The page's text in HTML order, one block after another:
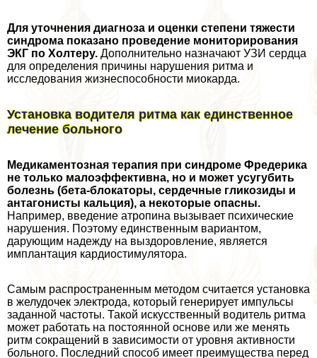
Для уточнения диагноза и оценки степени тяжести
синдрома показано проведение мониторирования
ЭКГ по Холтеру. Дополнительно назначают УЗИ сердца
для определения причины нарушения ритма и
исследования жизнеспособности миокарда.
Установка водителя ритма как единственное
лечение больного
Медикаментозная терапия при синдроме Фредерика
не только малоэффективна, но и может усугубить
болезнь (бета-блокаторы, сердечные гликозиды и
антагонисты кальция), а некоторые опасны.
Например, введение атропина вызывает психические
нарушения. Поэтому единственным вариантом,
дарующим надежду на выздоровление, является
имплантация кардиостимулятора.
Самым распространенным методом считается установка
в желудочек электрода, который генерирует импульсы
заданной частоты. Такой искусственный водитель ритма
может работать на постоянной основе или же менять
ритм сокращений в зависимости от уровня активности
больного. Последний способ имеет преимущества перед